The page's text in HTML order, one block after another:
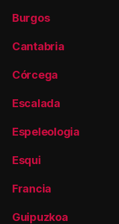
Burgos
Cantabria
Córcega
Escalada
Espeleologia
Esqui
Francia
Guipuzkoa